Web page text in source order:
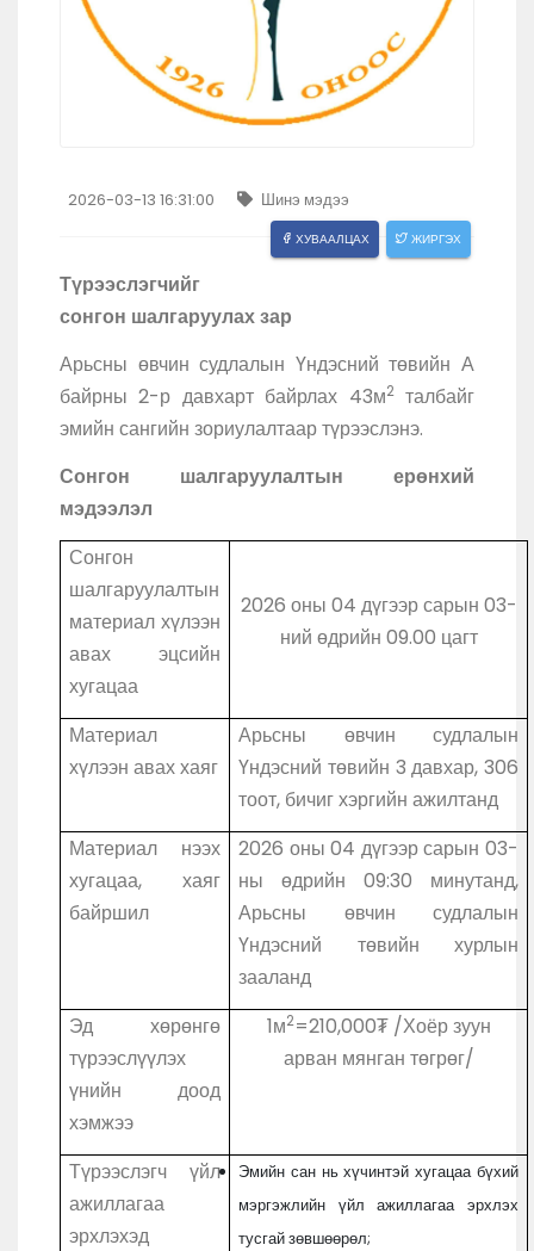
2026-03-13 16:31:00 Шинэ мэдээ
ХУВААЛЦАХ ЖИРГЭХ
Түрээслэгчийг
сонгон шалгаруулах зар
Арьсны өвчин судлалын Үндэсний төвийн А
байрны 2-р давхарт байрлах 43м2талбайг
эмийн сангийн зориулалтаар түрээслэнэ.
Сонгон шалгаруулалтын ерөнхий
мэдээлэл
Сонгон
шалгаруулалтын
материал хүлээн
авах эцсийн
хугацаа
2026 оны 04 дүгээр сарын 03-
ний өдрийн 09.00 цагт
Материал
хүлээн авах хаяг
Арьсны өвчин судлалын
Үндэсний төвийн 3 давхар, 306
тоот, бичиг хэргийн ажилтанд
Материал нээх
хугацаа, хаяг
байршил
2026 оны 04 дүгээр сарын 03-
ны өдрийн 09:30 минутанд,
Арьсны өвчин судлалын
Үндэсний төвийн хурлын
зааланд
Эд хөрөнгө
түрээслүүлэх
үнийн доод
хэмжээ
1м2=210,000₮ /Хоёр зуун
арван мянган төгрөг/
Түрээслэгч үйл
ажиллагаа
эрхлэхэд
Эмийн сан нь хүчинтэй хугацаа бүхий
мэргэжлийн үйл ажиллагаа эрхлэх
тусгай зөвшөөрөл;